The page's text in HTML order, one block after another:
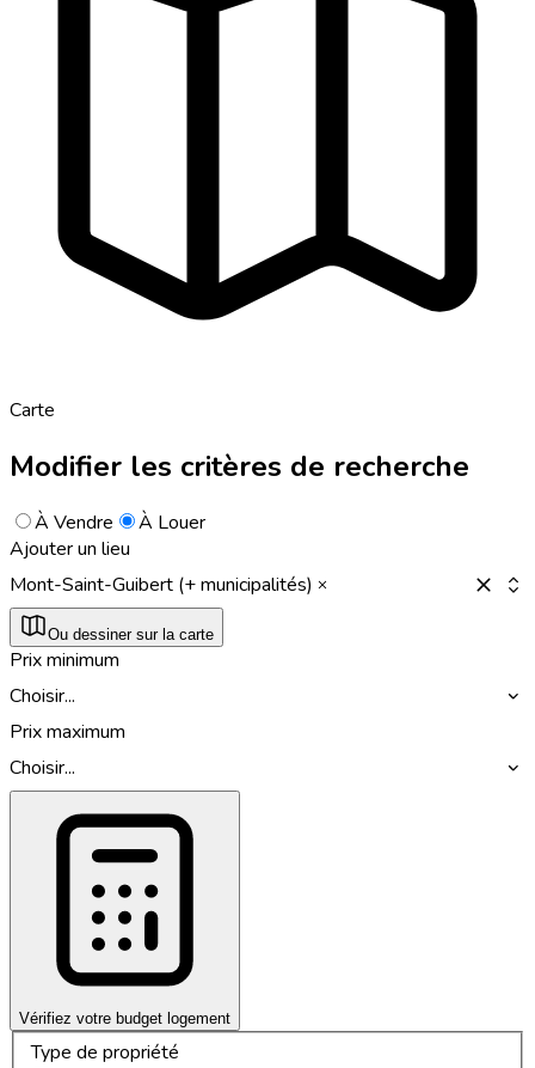
Carte
Modifier les critères de recherche
À Vendre
À Louer
Ajouter un lieu
Mont-Saint-Guibert (+ municipalités)
Ou dessiner sur la carte
Prix minimum
Choisir...
Prix maximum
Choisir...
Vérifiez votre budget logement
Type de propriété